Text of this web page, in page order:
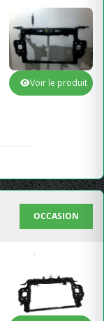
Voir le produit
OCCASION